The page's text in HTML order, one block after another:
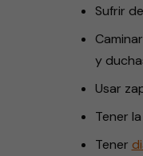
Sufrir de
y
Usar
Tener
Tener